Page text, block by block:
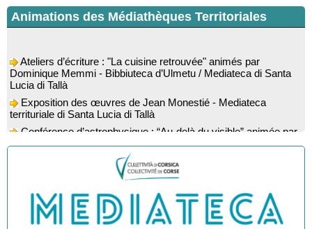
Animations des Médiathèques Territoriales
Dominique Memmi - Bibbiuteca d’Ulmetu / Mediateca di Santa
Lucia di Tallà
territuriale di Santa Lucia di Tallà
l’astrophysicien Paul Guerrini - Médiathèque - Pitretu è
Bicchisgià
Exposition des œuvres de Dominique Malberti Morin :
"Racines, peintures acryliques et aquarelles" - Mediateca
Animation : "Petits lecteurs" - Médiathèque - Pitretu è
Bicchisgià